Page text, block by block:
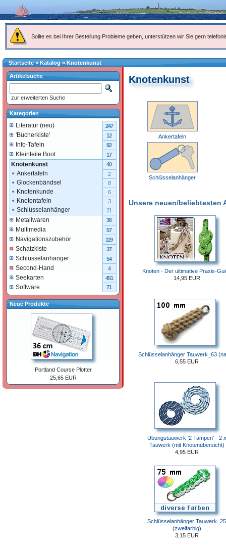
Sollte es bei Ihrer Bestellung Probleme geben, unterstützen wir Sie gern
Startseite»Katalog » Knotenkunst
Knotenkunst
Ankertafeln
Schlüsselanhänger
Unsere neuen/beliebtesten
Knoten - Der ultimative Praxis-
14,95 EUR
Schlüsselanhänger Tauwerk_63
6,55 EUR
Übungstauwerk '2 Tampen' - 2 x
Tauwerk (mit Knotenübersicht)
4,95 EUR
Schlüsselanhänger Tauwerk_25
(zweifarbig)
3,15 EUR
Artikelsuche
zur erweiterten Suche
Kategorien
Literatur (neu) 247
'Bücherkiste' 12
Info-Tafeln 92
Kleinteile Boot 17
Knotenkunst 40
Ankertafeln 2
Glockenbändsel 8
Knotenkunde 6
Knotentafeln 3
Schlüsselanhänger 21
Metallwaren 36
Multimedia 57
Navigationszubehör 119
Schatzkiste 37
Schlüsselanhänger 54
Second-Hand 4
Seekarten 451
Software 71
Neue Produkte
Portland Course Plotter
25,65 EUR